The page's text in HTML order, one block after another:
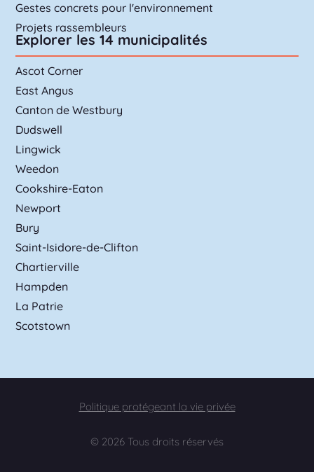
Gestes concrets pour l'environnement
Projets rassembleurs
Explorer les 14 municipalités
Ascot Corner
East Angus
Canton de Westbury
Dudswell
Lingwick
Weedon
Cookshire-Eaton
Newport
Bury
Saint-Isidore-de-Clifton
Chartierville
Hampden
La Patrie
Scotstown
Politique protégeant la vie privée
© 2026 Tous droits réservés